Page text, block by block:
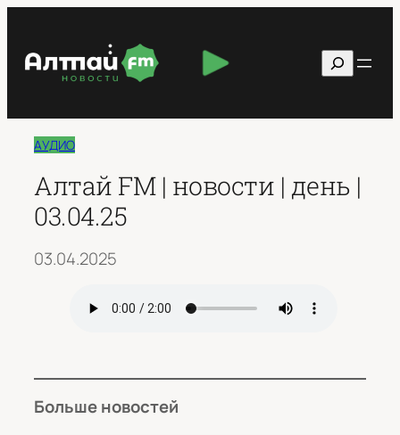
содержимому
Поиск
АУДИО
Алтай FM | новости | день |
03.04.25
03.04.2025
Больше новостей